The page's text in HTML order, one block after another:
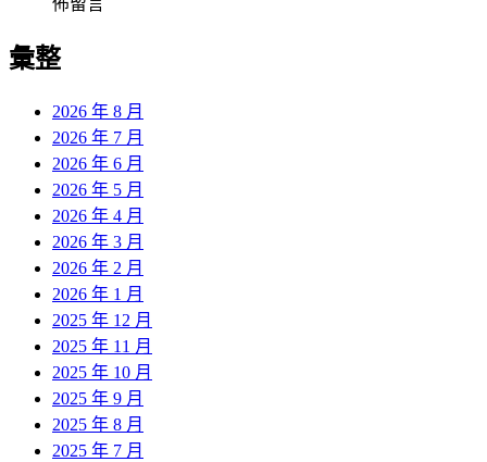
佈留言
彙整
2026 年 8 月
2026 年 7 月
2026 年 6 月
2026 年 5 月
2026 年 4 月
2026 年 3 月
2026 年 2 月
2026 年 1 月
2025 年 12 月
2025 年 11 月
2025 年 10 月
2025 年 9 月
2025 年 8 月
2025 年 7 月